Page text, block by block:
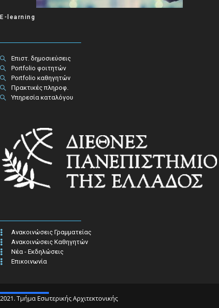
E-learning
Επιστ. δημοσιεύσεις
Portfolio φοιτητών
Portfolio καθηγητών
Πρακτικές πληροφ.​
Υπηρεσία καταλόγου
Ανακοινώσεις Γραμματείας
Ανακοινώσεις Καθηγητών
Νέα - Εκδηλώσεις
Επικοινωνία
2021. Τμήμα Εσωτερικής Αρχιτεκτονικής